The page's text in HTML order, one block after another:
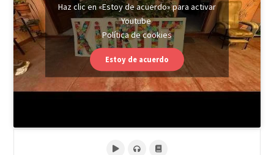
Haz clic en «Estoy de acuerdo» para activar
Youtube
Política de cookies
Estoy de acuerdo